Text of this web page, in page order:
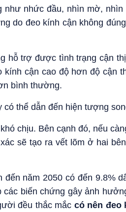
nhức đầu, nhìn mờ, nhìn
do đeo kính cận không
hỗ trợ được tình trạng cận
cận cao độ hơn độ cận
bình thường.
có thể dẫn đến hiện tượng
chịu. Bên cạnh đó, nếu
sẽ tạo ra vết lõm ở hai
năm 2050 có đến 9.8%
biến chứng gây ảnh
đều thắc mắc có nên đeo